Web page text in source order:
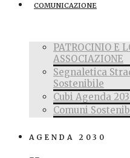
COMUNICAZIONE
PATROCINIO E
ASSOCIAZIONE
Segnaletica
Sostenibile
Cubi Agenda
Comuni
AGENDA 2030